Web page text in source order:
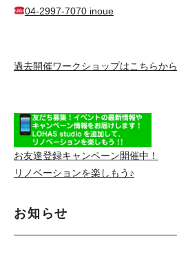
04-2997-7070 inoue
過去開催ワークショップはこちらから
お友達登録キャンペーン開催中！
リノベーションを楽しもう♪
お知らせ